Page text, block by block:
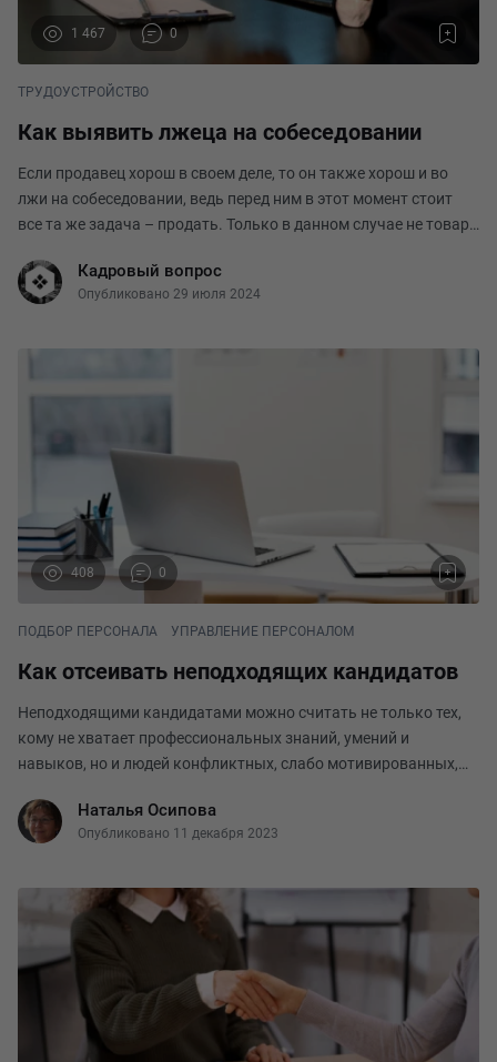
1 467 0
ТРУДОУСТРОЙСТВО
Как выявить лжеца на собеседовании
Если продавец хорош в своем деле, то он также хорош и во
лжи на собеседовании, ведь перед ним в этот момент стоит
все та же задача – продать. Только в данном случае не товар,
Преувеличивать свою зна
Кадровый вопрос
Опубликовано 29 июля 2024
408 0
ПОДБОР ПЕРСОНАЛА УПРАВЛЕНИЕ ПЕРСОНАЛОМ
Как отсеивать неподходящих кандидатов
Неподходящими кандидатами можно считать не только тех,
кому не хватает профессиональных знаний, умений и
навыков, но и людей конфликтных, слабо мотивированных,
Отсеивать соискателей целесообразно в несколько эта
Наталья Осипова
Опубликовано 11 декабря 2023